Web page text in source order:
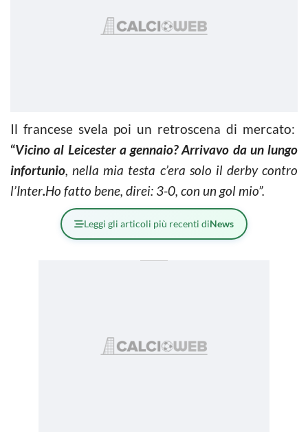
Il francese svela poi un retroscena di mercato:
“Vicino al Leicester a gennaio? Arrivavo da un lungo
infortunio, nella mia testa c’era solo il derby contro
l’Inter.Ho fatto bene, direi: 3-0, con un gol mio”.
Leggi gli articoli più recenti diNews